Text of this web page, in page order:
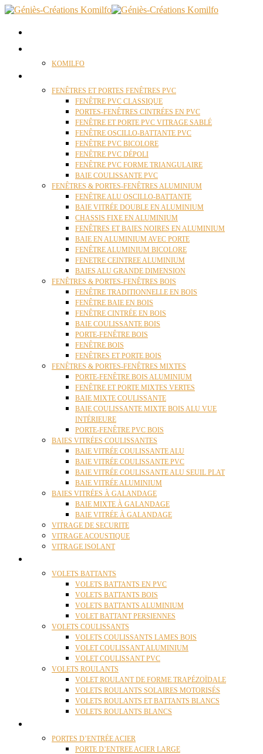
KOMILFO
FENÊTRES ET PORTES FENÊTRES PVC
FENÊTRE PVC CLASSIQUE
PORTES-FENÊTRES CINTRÉES EN PVC
FENÊTRE ET PORTE PVC VITRAGE SABLÉ
FENÊTRE OSCILLO-BATTANTE PVC
FENÊTRE PVC BICOLORE
FENÊTRE PVC DÉPOLI
FENÊTRE PVC FORME TRIANGULAIRE
BAIE COULISSANTE PVC
FENÊTRES & PORTES-FENÊTRES ALUMINIUM
FENÊTRE ALU OSCILLO-BATTANTE
BAIE VITRÉE DOUBLE EN ALUMINIUM
CHASSIS FIXE EN ALUMINIUM
FENÊTRES ET BAIES NOIRES EN ALUMINIUM
BAIE EN ALUMINIUM AVEC PORTE
FENÊTRE ALUMINIUM BICOLORE
FENETRE CEINTREE ALUMINIUM
BAIES ALU GRANDE DIMENSION
FENÊTRES & PORTES-FENÊTRES BOIS
FENÊTRE TRADITIONNELLE EN BOIS
FENÊTRE BAIE EN BOIS
FENÊTRE CINTRÉE EN BOIS
BAIE COULISSANTE BOIS
PORTE-FENÊTRE BOIS
FENÊTRE BOIS
FENÊTRES ET PORTE BOIS
FENÊTRES & PORTES-FENÊTRES MIXTES
PORTE-FENÊTRE BOIS ALUMINIUM
FENÊTRE ET PORTE MIXTES VERTES
BAIE MIXTE COULISSANTE
BAIE COULISSANTE MIXTE BOIS ALU VUE
INTÉRIEURE
PORTE-FENÊTRE PVC BOIS
BAIES VITRÉES COULISSANTES
BAIE VITRÉE COULISSANTE ALU
BAIE VITRÉE COULISSANTE PVC
BAIE VITRÉE COULISSANTE ALU SEUIL PLAT
BAIE VITRÉE ALUMINIUM
BAIES VITRÉES À GALANDAGE
BAIE MIXTE À GALANDAGE
BAIE VITRÉE À GALANDAGE
VITRAGE DE SECURITE
VITRAGE ACOUSTIQUE
VITRAGE ISOLANT
VOLETS BATTANTS
VOLETS BATTANTS EN PVC
VOLETS BATTANTS BOIS
VOLETS BATTANTS ALUMINIUM
VOLET BATTANT PERSIENNES
VOLETS COULISSANTS
VOLETS COULISSANTS LAMES BOIS
VOLET COULISSANT ALUMINIUM
VOLET COULISSANT PVC
VOLETS ROULANTS
VOLET ROULANT DE FORME TRAPÉZOÏDALE
VOLETS ROULANTS SOLAIRES MOTORISÉS
VOLETS ROULANTS ET BATTANTS BLANCS
VOLETS ROULANTS BLANCS
PORTES D’ENTRÉE ACIER
PORTE D’ENTREE ACIER LARGE